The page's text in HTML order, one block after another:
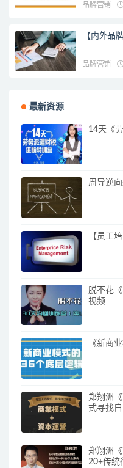
品牌营销
【内外品
品牌营销
最新资源
14天《
周导逆
【员工
脱不花
视频
《新商
郑翔洲
式寻找
郑翔洲
20+传统